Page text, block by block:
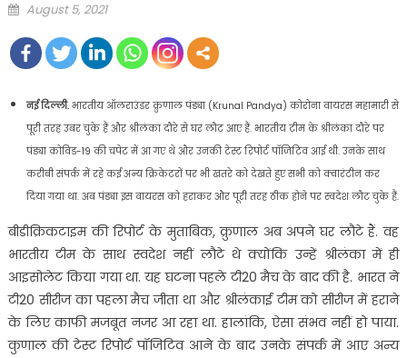
Posted
August 5, 2021
नई दिल्ली.भारतीय ऑलराउंडर क्रुणाल पंड्या (Krunal Pandya) कोरोना वायरस महामारी से
पूरी तरह उबर चुके हैं और श्रीलंका दौरे से घर लौट आए हैं. भारतीय टीम के श्रीलंका दौरे पर
पंड्या कोविड-19 की चपेट में आ गए थे और उनकी टेस्ट रिपोर्ट पॉजिटिव आई थी. उनके साथ
करीबी संपर्क में रहे कई अन्य क्रिकेटरों पर भी खतरे को देखते हुए सभी को क्वारंटीन कर
दिया गया था. अब पंड्या इस वायरस को हराकर और पूरी तरह ठीक होने पर स्वदेश लौट चुके हैं.
बीडीक्रिकटाइम की रिपोर्ट के मुताबिक, क्रुणाल अब अपने घर लौटे हैं. वह
भारतीय टीम के साथ स्वदेश नहीं लौटे थे क्योंकि उन्हें श्रीलंका में ही
आइसोलेट किया गया था. यह घटना पहले टी20 मैच के बाद की है. भारत ने
टी20 सीरीज का पहला मैच जीता था और श्रीलंकाई टीम को सीरीज में हराने
के लिए काफी मजबूत नजर आ रहा था. हालांकि, ऐसा संभव नहीं हो पाया.
कुणाल की टेस्ट रिपोर्ट पॉजिटिव आने के बाद उनके संपर्क में आए अन्य